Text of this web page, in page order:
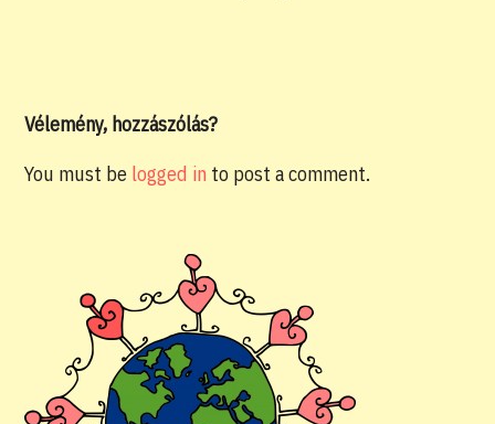
Vélemény, hozzászólás?
You must be logged in to post a comment.